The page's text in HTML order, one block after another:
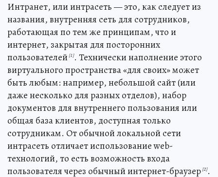
Интранет, или интрасеть — это, как следует из
названия, внутренняя сеть для сотрудников,
работающая по тем же принципам, что и
интернет, закрытая для посторонних
пользователей [1]. Технически наполнение этого
виртуального пространства «для своих» может
быть любым: например, небольшой сайт (или
даже несколько для разных отделов), набор
документов для внутреннего пользования или
общая база клиентов, доступная только
сотрудникам. От обычной локальной сети
интрасеть отличает использование web-
технологий, то есть возможность входа
пользователя через обычный интернет-браузер [2].